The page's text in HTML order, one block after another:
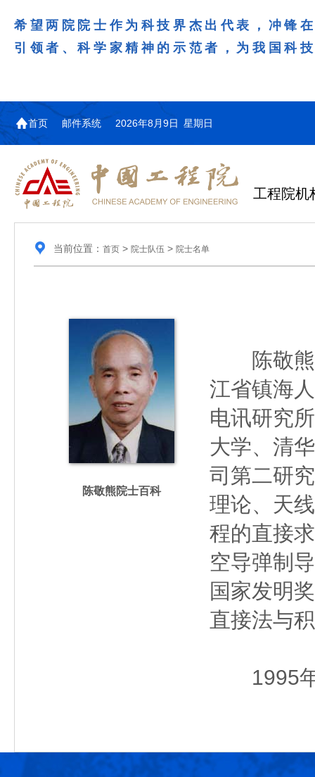
希望两院院士作为科技界杰出代表，冲锋
引领者、科学家精神的示范者，为我国科
首页 邮件系统 2026年8月9日 星期日
工程院机
当前位置： 首页> 院士队伍 > 院士名单
陈敬熊院士百科
陈敬熊
江省镇海
电讯研究
大学、清
司第二研
理论、天
程的直接
空导弹制
国家发明
直接法与
1995年